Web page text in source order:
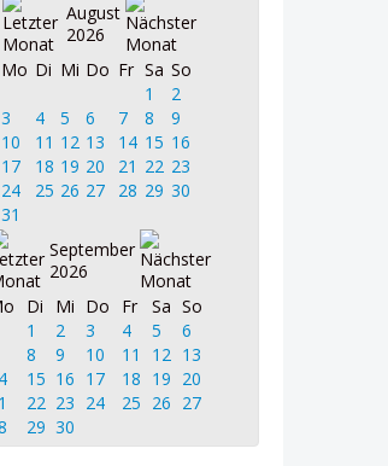
August
2026
Mo Di Mi Do Fr Sa So
1
2
3
4 5 6 7 8
9
10
11 12 13 14 15 16
17
18 19 20 21 22 23
24
25 26 27 28 29 30
31
September
2026
Di Mi Do Fr Sa So
1
2 3 4 5
6
8 9 10 11 12 13
15 16 17 18 19 20
22 23 24 25 26 27
29 30